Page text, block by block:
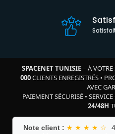
SPACENET TUNISIE– À VOTRE
000CLIENTS ENREGISTRÉS•
AVEC
PAIEMENT SÉCURISÉ •
24/48H
Note client : ★ ★ ★ ★ ☆